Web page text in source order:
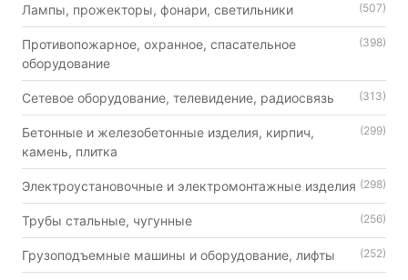
Лампы, прожекторы, фонари, светильники (507)
Противопожарное, охранное, спасательное
оборудование
(398)
Сетевое оборудование, телевидение, радиосвязь (313)
Бетонные и железобетонные изделия, кирпич,
камень, плитка
(299)
Электроустановочные и электромонтажные изделия (298)
Трубы стальные, чугунные (256)
Грузоподъемные машины и оборудование, лифты (252)